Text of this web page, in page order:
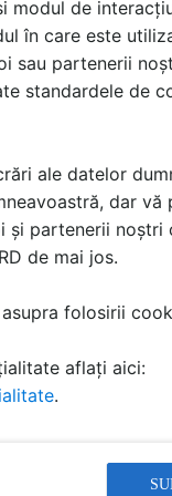
va aduce
instructiuni de
cu pereti
in ajutorul
- Control climatic
maxima!
de
modul de
în care este
sau partenerii
standardele de
ale datelor
dar vă
și partenerii noștri
de mai jos.
folosirii
aflați aici:
.